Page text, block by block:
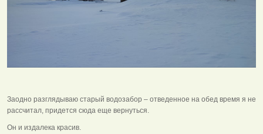
Заодно разглядываю старый водозабор – отведенное на обед время я не
рассчитал, придется сюда еще вернуться.
Он и издалека красив.